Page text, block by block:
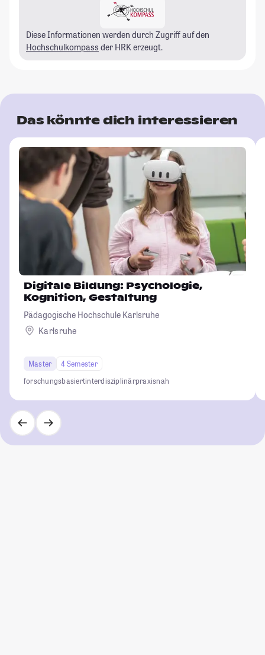
Diese Informationen werden durch Zugriff auf den
Hochschulkompass der HRK erzeugt.
Das könnte dich interessieren
Digitale Bildung: Psychologie,
Kognition, Gestaltung
Pädagogische Hochschule Karlsruhe
Karlsruhe
Master
4 Semester
forschungsbasiertinterdisziplinärpraxisnah